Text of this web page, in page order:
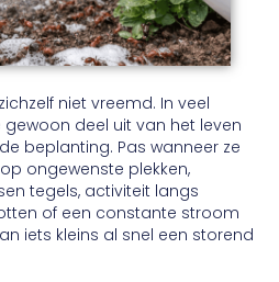
niet vreemd. In veel
deel uit van het leven
beplanting. Pas wanneer ze
ongewenste plekken,
tegels, activiteit langs
of een constante stroom
iets kleins al snel een storend